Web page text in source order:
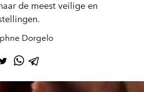
de meest veilige en
Dorgelo